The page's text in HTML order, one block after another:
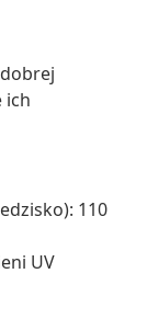
ich
110
UV